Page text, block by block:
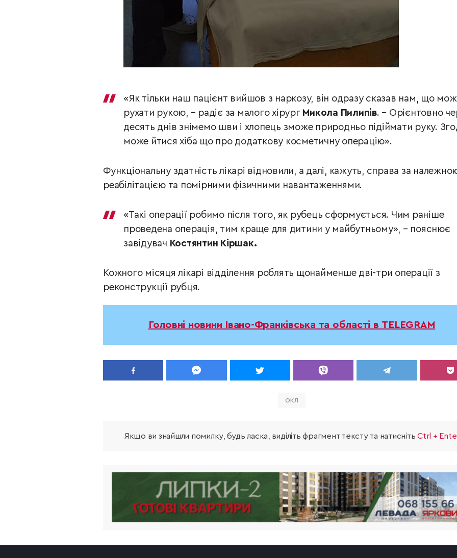
«Як тільки наш пацієнт вийшов з наркозу, він одразу сказав нам, що
рухати рукою, – радіє за малого хірург Микола Пилипів. – Орієнтовно
десять днів знімемо шви і хлопець зможе природньо підіймати руку.
може йтися хіба що про додаткову косметичну операцію».
Функціональну здатність лікарі відновили, а далі, кажуть, справа за
реабілітацією та помірними фізичними навантаженнями.
«Такі операції робимо після того, як рубець сформується. Чим раніше
проведена операція, тим краще для дитини у майбутньому», – пояснює
завідувач Костянтин Кіршак.
Кожного місяця лікарі відділення роблять щонайменше дві-три операції з
реконструкції рубця.
Головні новини Івано-Франківська та області в TELEGRAM
ОКЛ
Якщо ви знайшли помилку, будь ласка, виділіть фрагмент тексту та натиснітьCtrl +